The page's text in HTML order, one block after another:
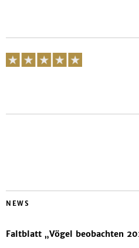
NEWS
Faltblatt „Vögel beobachten